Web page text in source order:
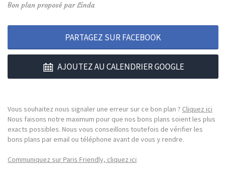
Bon plan proposé par Linda
PARTAGEZ SUR FACEBOOK
AJOUTEZ AU CALENDRIER GOOGLE
Vous souhaitez nous signaler une erreur sur ce bon plan ? Cliquez ici
Nous faisons notre maximum pour que nos bons plans soient les plus
exacts possibles. Nous vous conseillons toutefois de vérifier les
bons plans par email ou téléphone avant de vous y rendre.
Communiquez sur Paris Friendly, cliquez ici